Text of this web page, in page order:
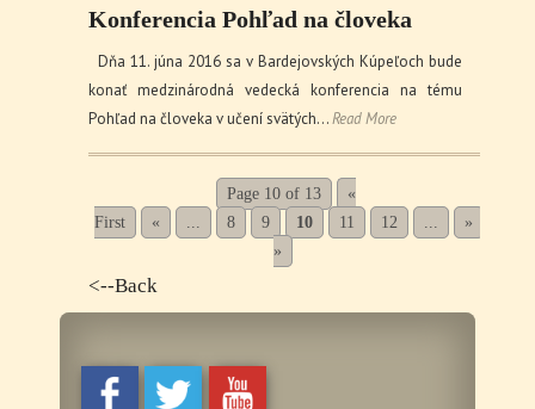
Konferencia Pohľad na človeka
Dňa 11. júna 2016 sa v Bardejovských Kúpeľoch bude
konať medzinárodná vedecká konferencia na tému
Pohľad na človeka v učení svätých…Read More
Page 10 of 13
«
First
« 8 9 10 11 12 »
»
<--Back